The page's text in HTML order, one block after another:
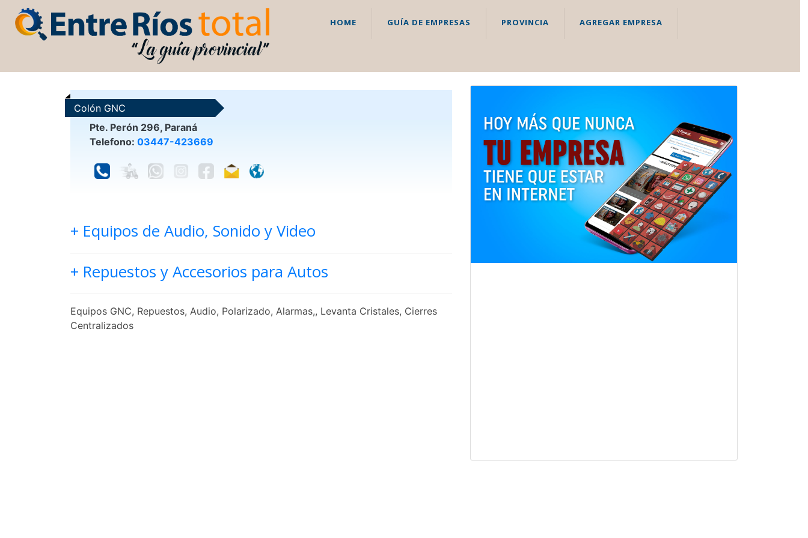
HOME GUÍA DE EMPRESAS PROVINCIA AGREGAR EMPRESA
Colón GNC
Pte. Perón 296, Paraná
Telefono: 03447-423669
+ Equipos de Audio, Sonido y Video
+ Repuestos y Accesorios para Autos
Equipos GNC, Repuestos, Audio, Polarizado, Alarmas,, Levanta Cristales, Cierres
Centralizados